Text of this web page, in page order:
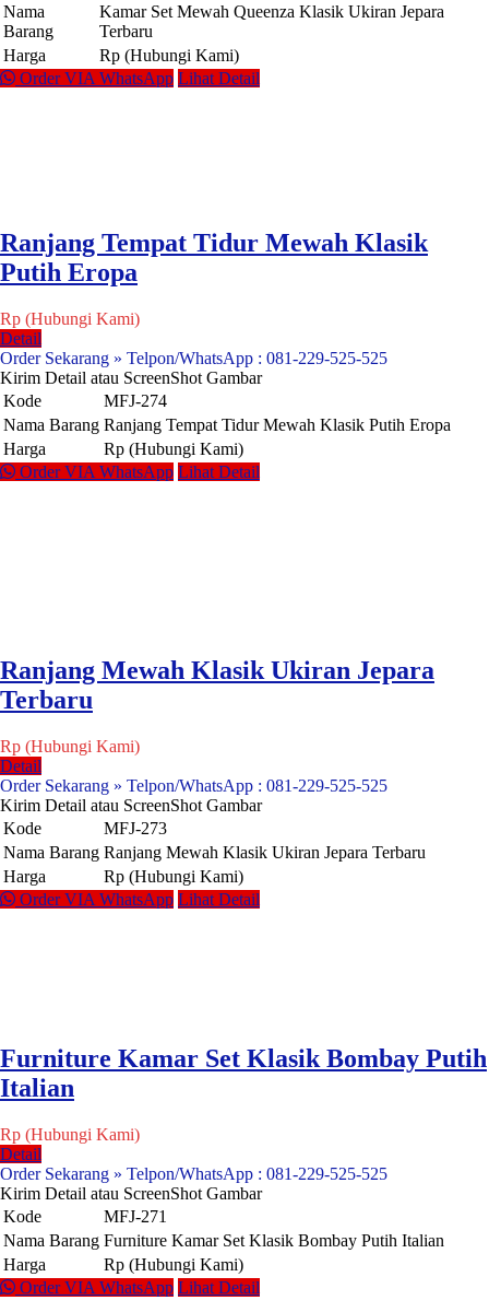
Nama
Barang
Kamar Set Mewah Queenza Klasik Ukiran Jepara
Terbaru
Harga
Rp (Hubungi Kami)
Order VIA WhatsApp Lihat Detail
Ranjang Tempat Tidur Mewah Klasik
Putih Eropa
Rp (Hubungi Kami)
Detail
Order Sekarang » Telpon/WhatsApp : 081-229-525-525
Kirim Detail atau ScreenShot Gambar
Kode
MFJ-274
Nama Barang Ranjang Tempat Tidur Mewah Klasik Putih Eropa
Harga
Rp (Hubungi Kami)
Order VIA WhatsApp Lihat Detail
Ranjang Mewah Klasik Ukiran Jepara
Terbaru
Rp (Hubungi Kami)
Detail
Order Sekarang » Telpon/WhatsApp : 081-229-525-525
Kirim Detail atau ScreenShot Gambar
Kode
MFJ-273
Nama Barang Ranjang Mewah Klasik Ukiran Jepara Terbaru
Harga
Rp (Hubungi Kami)
Order VIA WhatsApp Lihat Detail
Furniture Kamar Set Klasik Bombay Putih
Italian
Rp (Hubungi Kami)
Detail
Order Sekarang » Telpon/WhatsApp : 081-229-525-525
Kirim Detail atau ScreenShot Gambar
Kode
MFJ-271
Nama Barang Furniture Kamar Set Klasik Bombay Putih Italian
Harga
Rp (Hubungi Kami)
Order VIA WhatsApp Lihat Detail